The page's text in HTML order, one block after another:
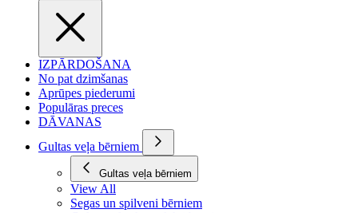
IZPĀRDOŠANA
No pat dzimšanas
Aprūpes piederumi
Populāras preces
DĀVANAS
Gultas veļa bērniem
Gultas veļa bērniem
View All
Segas un spilveni bērniem